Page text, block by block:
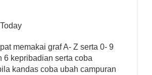
memakai graf A- Z serta 0- 9
6 kepribadian serta coba
kandas coba ubah campuran